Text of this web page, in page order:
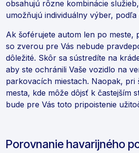
obsahujú rôzne kombinácie
umožňujú individuálny výber,
Ak šoférujete autom len po meste,
so zverou pre Vás nebude
dôležité. Skôr sa sústredíte na
aby ste ochránili Vaše vozidlo na
parkovacích miestach. Naopak, pri
mesta, kde môže dôjsť k častejším
bude pre Vás toto pripoistenie
Porovnanie havarijného